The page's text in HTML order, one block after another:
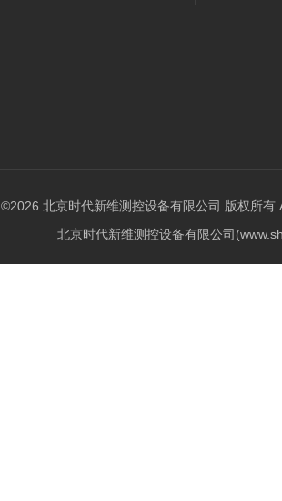
©2026 北京时代新维测控设备有限公司 版权所有
北京时代新维测控设备有限公司